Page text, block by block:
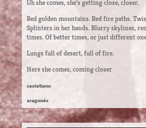
Uh she comes, she’s getting close, closer.
Red golden mountains. Red fire paths.
Splinters in her hands. Blurry skylines,
times. Of better times, or just different
Lungs full of desert, full of fire.
Here she comes, coming closer
castellano
aragonés